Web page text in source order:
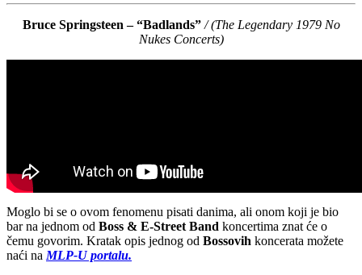
Bruce Springsteen – “Badlands” / (The Legendary 1979 No
Nukes Concerts)
Moglo bi se o ovom fenomenu pisati danima, ali onom koji je bio
bar na jednom od Boss & E-Street Band koncertima znat će o
čemu govorim. Kratak opis jednog od Bossovih koncerata možete
naći na MLP-U portalu.